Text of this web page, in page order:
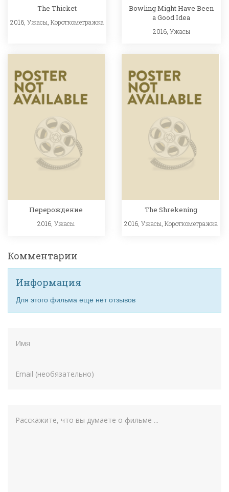
The Thicket
2016, Ужасы Короткометражка
Bowling Might Have Been
a Good Idea
2016, Ужасы
Перерождение
2016,Ужасы
The Shrekening
2016,Ужасы ,Короткометражка
Комментарии
Информация
Для этого фильма еще нет отзывов